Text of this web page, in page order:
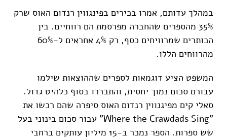
במהלך עדותם, אמרו בכירים בפינגווין רנדום האוס שרק
35% מהספרים שהחברה מפרסמת הם רווחיים. בין
הכותרים שמרוויחים כסף, רק 4% אחראים ל-60%
מהרווחים הללו.
המשפט הציע דוגמאות לספרים שההוצאות שילמו
עבורם סכום נמוך יחסית, והתבררו בסוף כלהיט גדול.
סאלי קים מפיגנווין רנדום האוס סיפרה שהם רכשו את
"Where the Crawdads Sing" עבור סכום בינוני בעל
שש ספרות. הספר נמכר ב-15 מיליון עותקים ברחבי